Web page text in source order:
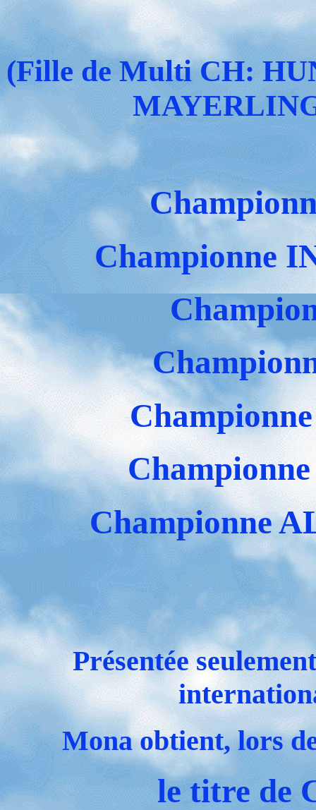
(Fille de Multi CH:
Championne
Championne
Présentée
Mona obtient, lors
le titre de